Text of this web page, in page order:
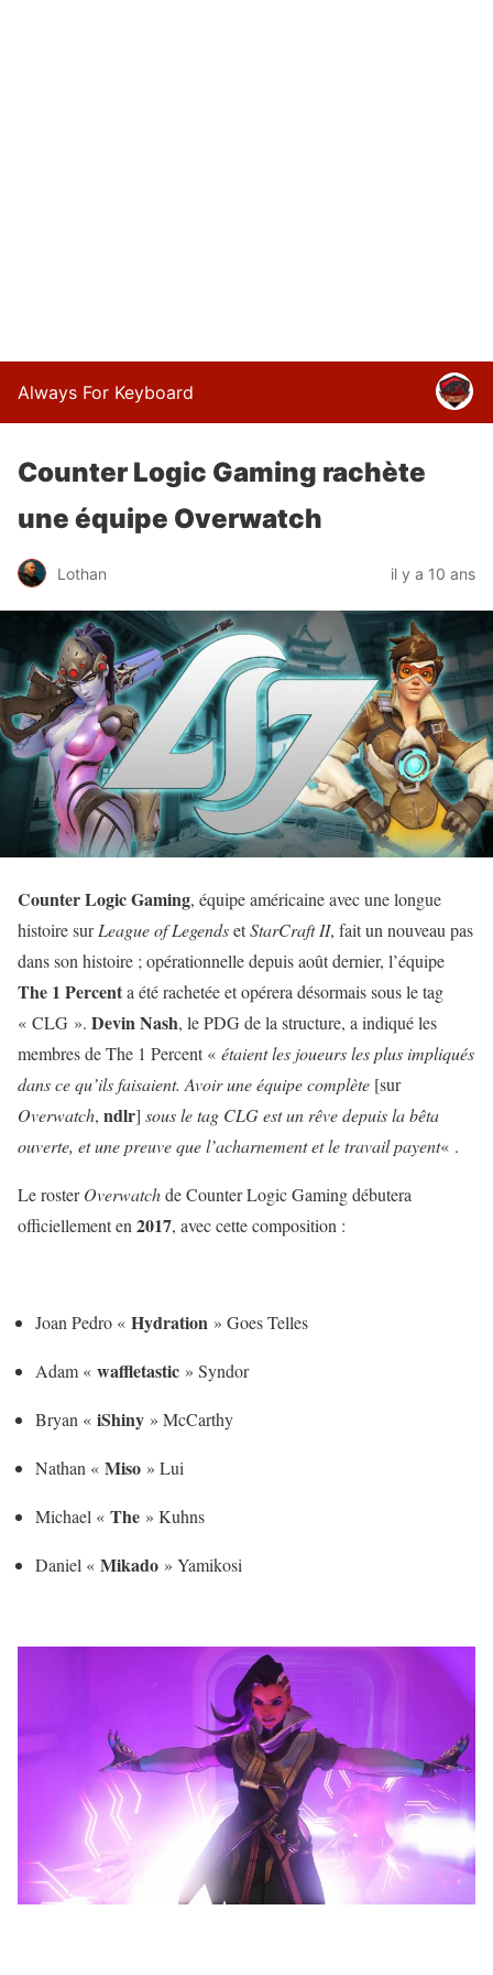
Always For Keyboard
Counter Logic Gaming rachète
une équipe Overwatch
Lothan il y a 10 ans
Counter Logic Gaming, équipe américaine avec une longue
histoire surLeague of LegendsetStarCraft II, fait un nouveau pas
dans son histoire ; opérationnelle depuis août dernier, l’équipe
The 1 Percenta été rachetée et opérera désormais sous le tag
« CLG ». Devin Nash, le PDG de la structure, a indiqué les
membres de The 1 Percent « étaient les joueurs les plus impliqués
dans ce qu’ils faisaient. Avoir une équipe complète [sur
Overwatch, ndlr] sous le tag CLG est un rêve depuis la bêta
ouverte, et une preuve que l’acharnement et le travail payent« .
Le rosterOverwatchde Counter Logic Gaming débutera
officiellement en 2017, avec cette composition :
Joan Pedro « Hydration » Goes Telles
Adam « waffletastic » Syndor
Bryan « iShiny » McCarthy
Nathan « Miso » Lui
Michael « The » Kuhns
Daniel « Mikado » Yamikosi